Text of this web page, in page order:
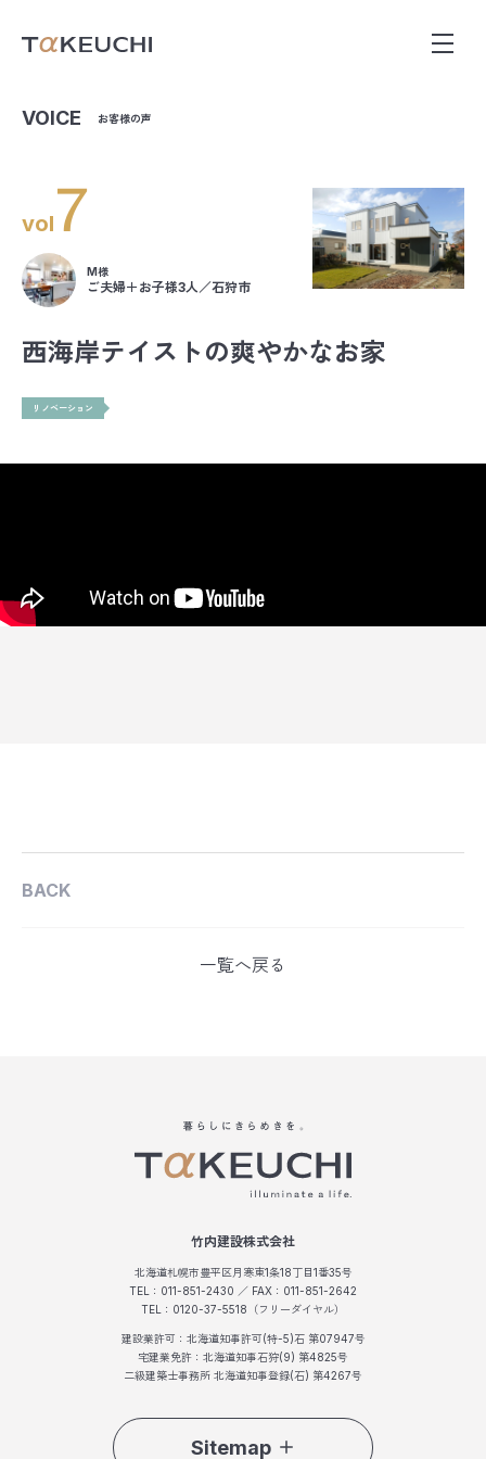
VOICE お客様の声
vol7
M様
ご夫婦＋お子様3人／石狩市
西海岸テイストの爽やかなお家
リノベーション
BACK
一覧へ戻る
竹内建設株式会社
北海道札幌市豊平区月寒東1条18丁目1番35号
TEL：011-851-2430 ／ FAX：011-851-2642
TEL：0120-37-5518（フリーダイヤル）
建設業許可：北海道知事許可(特-5)石 第07947号
宅建業免許：北海道知事石狩(9) 第4825号
二級建築士事務所 北海道知事登録(石) 第4267号
Sitemap